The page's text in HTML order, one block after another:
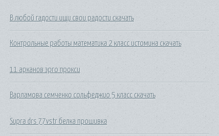
В любой гадости ищи свои радости скачать
Контрольные работы математика 2 класс истомина скачать
11 арканов эрго прокси
Варламова семченко сольфеджио 5 класс скачать
Supra drs 77vstr белка прошивка